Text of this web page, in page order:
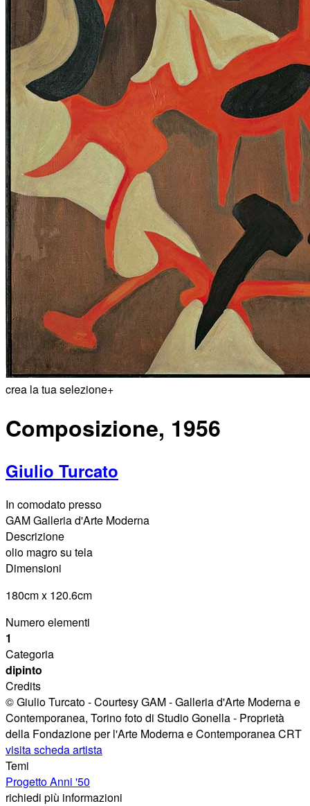
Menu Menu
ITA
ENG
crea la tua selezione+
Composizione, 1956
Giulio Turcato
In comodato presso
GAM Galleria d'Arte Moderna
Descrizione
olio magro su tela
Dimensioni
180cm x 120.6cm
Numero elementi
1
Categoria
dipinto
Credits
© Giulio Turcato - Courtesy GAM - Galleria d'Arte Moderna e
Contemporanea, Torino foto di Studio Gonella - Proprietà
della Fondazione per l'Arte Moderna e Contemporanea CRT
visita scheda artista
Temi
Progetto Anni '50
richiedi più informazioni